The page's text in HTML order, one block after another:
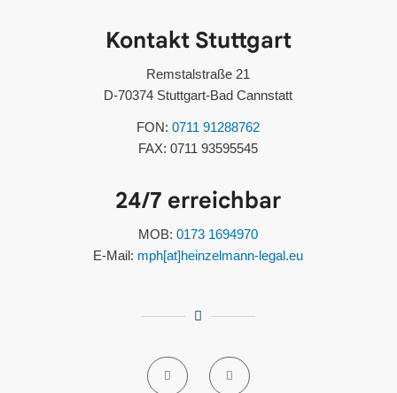
Kontakt Stuttgart
Remstalstraße 21
D-70374 Stuttgart-Bad Cannstatt
FON:0711 91288762
FAX: 0711 93595545
24/7 erreichbar
MOB:0173 1694970
E-Mail: mph[at]heinzelmann-legal.eu